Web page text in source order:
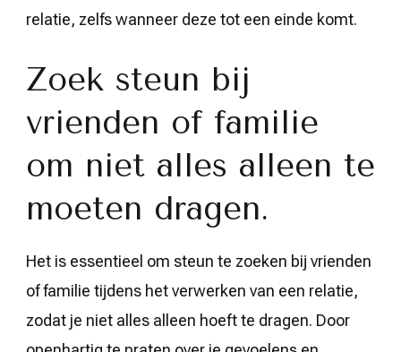
relatie, zelfs wanneer deze tot een einde komt.
Zoek steun bij
vrienden of familie
om niet alles alleen te
moeten dragen.
Het is essentieel om steun te zoeken bij vrienden
of familie tijdens het verwerken van een relatie,
zodat je niet alles alleen hoeft te dragen. Door